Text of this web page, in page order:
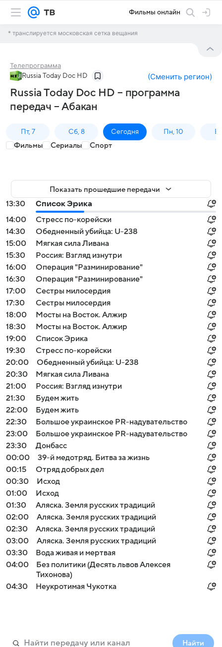
Фильмы онлайн
* транслируется московская сетка вещания
Телепрограмма
Russia Today Doc HD (Сменить регион)
Russia Today Doc HD – программа
передач – Абакан
Пт, 7 Сб, 8 Сегодня Пн, 10
Фильмы Сериалы Спорт
Показать прошедшие передачи
13:30
Список Эрика
14:00
Стресс по-корейски
14:30
Обедненный убийца: U-238
15:00
Мягкая сила Ливана
15:30
Россия: Взгляд изнутри
16:00
Операция "Разминирование"
16:30
Операция "Разминирование"
17:00
Сестры милосердия
17:30
Сестры милосердия
18:00
Мосты на Восток. Алжир
18:30
Мосты на Восток. Алжир
19:00
Список Эрика
19:30
Стресс по-корейски
20:00
Обедненный убийца: U-238
20:30
Мягкая сила Ливана
21:00
Россия: Взгляд изнутри
21:30
Будем жить
22:00
Будем жить
22:30
Большое украинское PR-надувательство
23:00
Большое украинское PR-надувательство
23:30
Донбасс
00:00
39-й медотряд. Битва за жизнь
00:15
Отряд добрых дел
00:30
Исход
01:00
Исход
01:30
Аляска. Земля русских традиций
02:00
Аляска. Земля русских традиций
02:30
Аляска. Земля русских традиций
03:00
Аляска. Земля русских традиций
03:30
Вода живая и мертвая
04:00
Без политики (Десять львов Алексея
Тихонова)
04:30
Неукротимая Чукотка
Найти